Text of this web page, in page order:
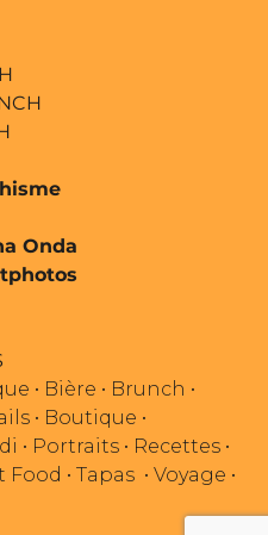
Onda
• Bière • Brunch •
• Boutique •
• Portraits • Recettes •
Food • Tapas • Voyage •